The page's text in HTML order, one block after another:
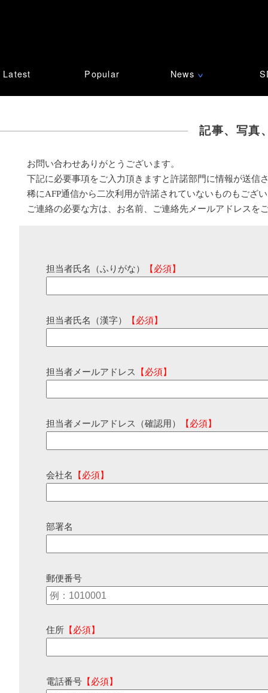
Latest Popular News ∨
記事、写真
お問い合わせありがとうございます。
下記に必要事項をご入力頂きますと許諾部門に情報が送信
稀にAFP通信から二次利用が許諾されていないものもござ
ご連絡の必要な方は、お名前、ご連絡先メールアドレスを
担当者氏名（ふりがな） 【必須】
担当者氏名（漢字） 【必須】
担当者メールアドレス 【必須】
担当者メールアドレス（確認用） 【必須】
会社名 【必須】
部署名
郵便番号
住所 【必須】
電話番号 【必須】